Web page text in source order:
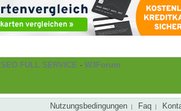
SEO FULL SERVICE - W3Forum
Nutzungsbedingungen | Faq |